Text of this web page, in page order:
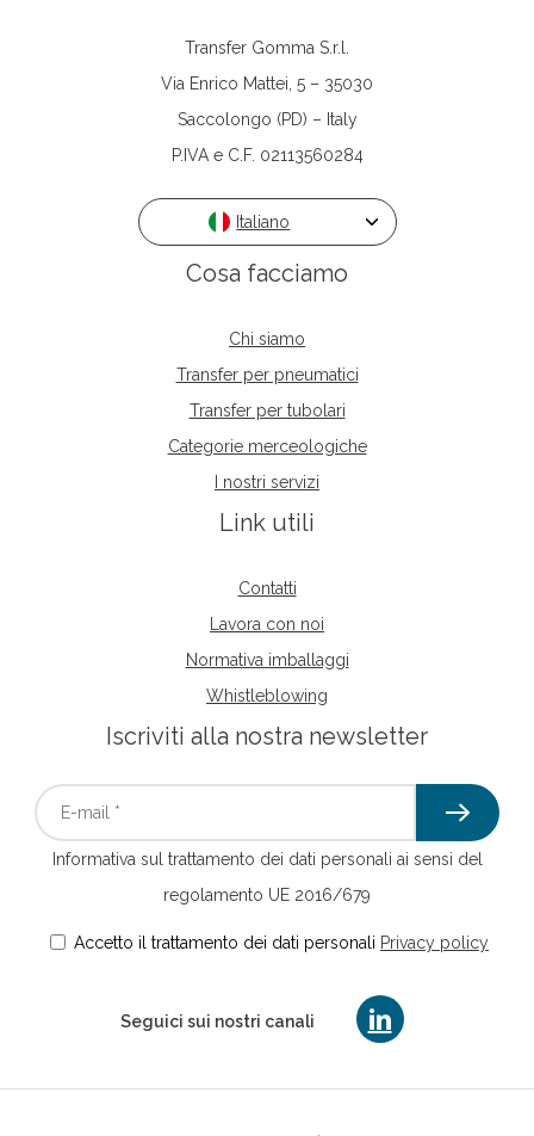
Transfer Gomma S.r.l.
Via Enrico Mattei, 5 – 35030
Saccolongo (PD) – Italy
P.IVA e C.F. 02113560284
Italiano
Cosa facciamo
Chi siamo
Transfer per pneumatici
Transfer per tubolari
Categorie merceologiche
I nostri servizi
Link utili
Contatti
Lavora con noi
Normativa imballaggi
Whistleblowing
Iscriviti alla nostra newsletter
Informativa sul trattamento dei dati personali ai sensi del
regolamento UE 2016/679
Accetto il trattamento dei dati personali Privacy policy
Seguici sui nostri canali linkedin